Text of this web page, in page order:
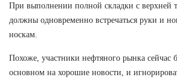
При выполнении полной складки с верхней
должны одновременно встречаться руки и
носкам.
Похоже, участники нефтяного рынка сейчас
основном на хорошие новости, и